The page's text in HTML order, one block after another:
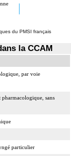
du PMSI français
la CCAM
par voie
sans
particulier